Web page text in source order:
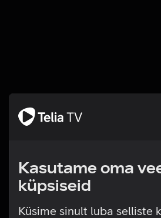
Kasutame oma
küpsiseid
Küsime sinult luba selliste